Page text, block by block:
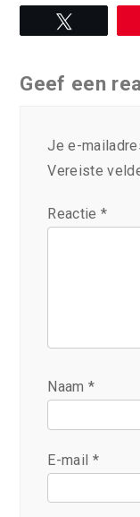
Geef een
Je e-
Vereiste
Reactie *
Naam*
E-mail *